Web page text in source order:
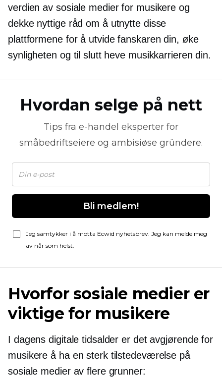
verdien av sosiale medier for musikere og
dekke nyttige råd om å utnytte disse
plattformene for å utvide fanskaren din, øke
synligheten og til slutt heve musikkarrieren din.
Hvordan selge på nett
Tips fra e-handel eksperter for
småbedriftseiere og ambisiøse gründere.
Bli medlem!
Jeg samtykker i å motta Ecwid nyhetsbrev. Jeg kan melde meg
av når som helst.
Hvorfor sosiale medier er
viktige for musikere
I dagens digitale tidsalder er det avgjørende for
musikere å ha en sterk tilstedeværelse på
sosiale medier av flere grunner: